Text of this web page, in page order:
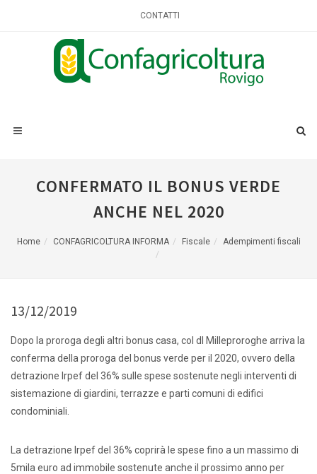
CONTATTI
CONFERMATO IL BONUS VERDE
ANCHE NEL 2020
Home CONFAGRICOLTURA INFORMA Fiscale Adempimenti fiscali
13/12/2019
Dopo la proroga degli altri bonus casa, col dl Milleproroghe arriva la
conferma della proroga del bonus verde per il 2020, ovvero della
detrazione Irpef del 36% sulle spese sostenute negli interventi di
sistemazione di giardini, terrazze e parti comuni di edifici
condominiali.
La detrazione Irpef del 36% coprirà le spese fino a un massimo di
5mila euro ad immobile sostenute anche il prossimo anno per